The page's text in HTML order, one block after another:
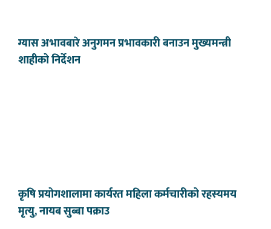
ग्यास अभावबारे अनुगमन प्रभावकारी बनाउन मुख्यमन्त्री
शाहीको निर्देशन
कृषि प्रयोगशालामा कार्यरत महिला कर्मचारीको रहस्यमय
मृत्यु, नायब सुब्बा पक्राउ